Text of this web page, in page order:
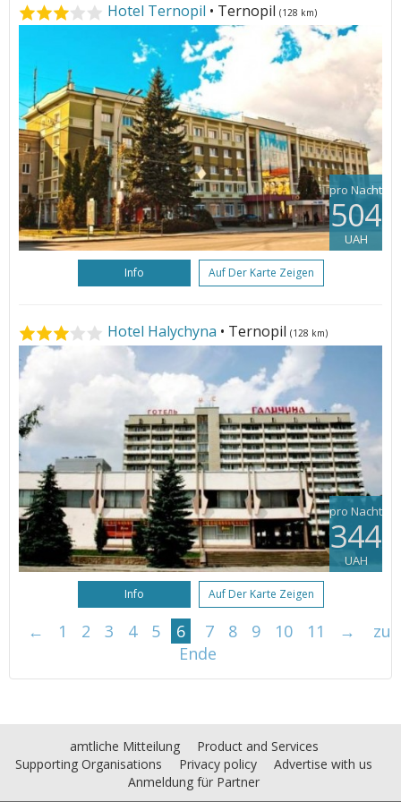
Hotel Ternopil • Ternopil (128 km)
pro Nacht
504
UAH
Info Auf Der Karte Zeigen
Hotel Halychyna • Ternopil (128 km)
pro Nacht
344
UAH
Info Auf Der Karte Zeigen
← 1 2 3 4 5 6 7 8 9 10 11 →
zu
Ende
amtliche Mitteilung
Product and Services
Supporting Organisations
Privacy policy
Advertise with us
Anmeldung für Partner